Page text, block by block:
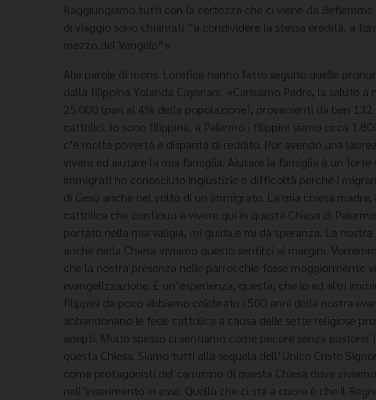
Raggiungiamo tutti con la certezza che ci viene da
di viaggio sono chiamati “a condividere la stessa eredità, a
mezzo del Vangelo”».
Alle parole di mons. Lorefice hanno fatto seguito quelle
dalla filippina Yolanda Cayanan: «Carissimo Padre, la saluto
25.000 (pari al 4% della popolazione), provenienti da ben
cattolici. Io sono filippina, a Palermo i filippini siamo circa
c’è molta povertà e disparità di reddito. Pur avendo una
vivere ed aiutare la mia famiglia. Aiutare la famiglia è un
immigrati ho conosciuto ingiustizie e difficoltà perché i
di Gesù anche nel volto di un immigrato. La mia chiesa
cattolica che continuo a vivere qui in questa Chiesa di
portato nella mia valigia, mi guida e mi dà speranza. La
anche nella Chiesa viviamo questo sentirci ai margini.
che la nostra presenza nelle parrocchie fosse maggiormente
evangelizzazione. È un’esperienza, questa, che io ed altri
filippini da poco abbiamo celebrato i 500 anni della nostra
abbandonano le fede cattolica a causa delle sette religiose
adepti. Molto spesso ci sentiamo come pecore senza
questa Chiesa. Siamo tutti alla sequela dell’Unico Cristo
come protagonisti del cammino di questa Chiesa dove
nell’inserimento in esse. Quello che ci sta a cuore è che il